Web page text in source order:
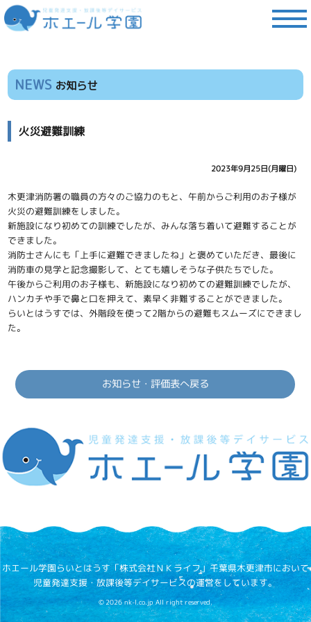
NEWS お知らせ
火災避難訓練
2023年9月25日(月曜日)
木更津消防署の職員の方々のご協力のもと、午前からご利用のお子様が
火災の避難訓練をしました。
新施設になり初めての訓練でしたが、みんな落ち着いて避難することが
できました。
消防士さんにも「上手に避難できましたね」と褒めていただき、最後に
消防車の見学と記念撮影して、とても嬉しそうな子供たちでした。
午後からご利用のお子様も、新施設になり初めての避難訓練でしたが、
ハンカチや手で鼻と口を押えて、素早く非難することができました。
らいとはうすでは、外階段を使って2階からの避難もスムーズにできまし
た。
お知らせ・評価表へ戻る
ホエール学園らいとはうす「株式会社ＮＫライフ」千葉県木更津市において
児童発達支援・放課後等デイサービスの運営をしています。
© 2026 nk-l.co.jp All right reserved.